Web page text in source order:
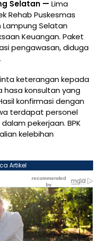
Selatan — Lima
Rehab Puskesmas
Lampung Selatan
Keuangan. Paket
pengawasan, diduga
keterangan kepada
hasa konsultan yang
konfirmasi dengan
terdapat personel
pekerjaan. BPK
kelebihan
Artikel